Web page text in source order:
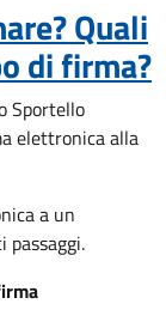
Quali
di firma?
Sportello
elettronica alla
a un
passaggi.